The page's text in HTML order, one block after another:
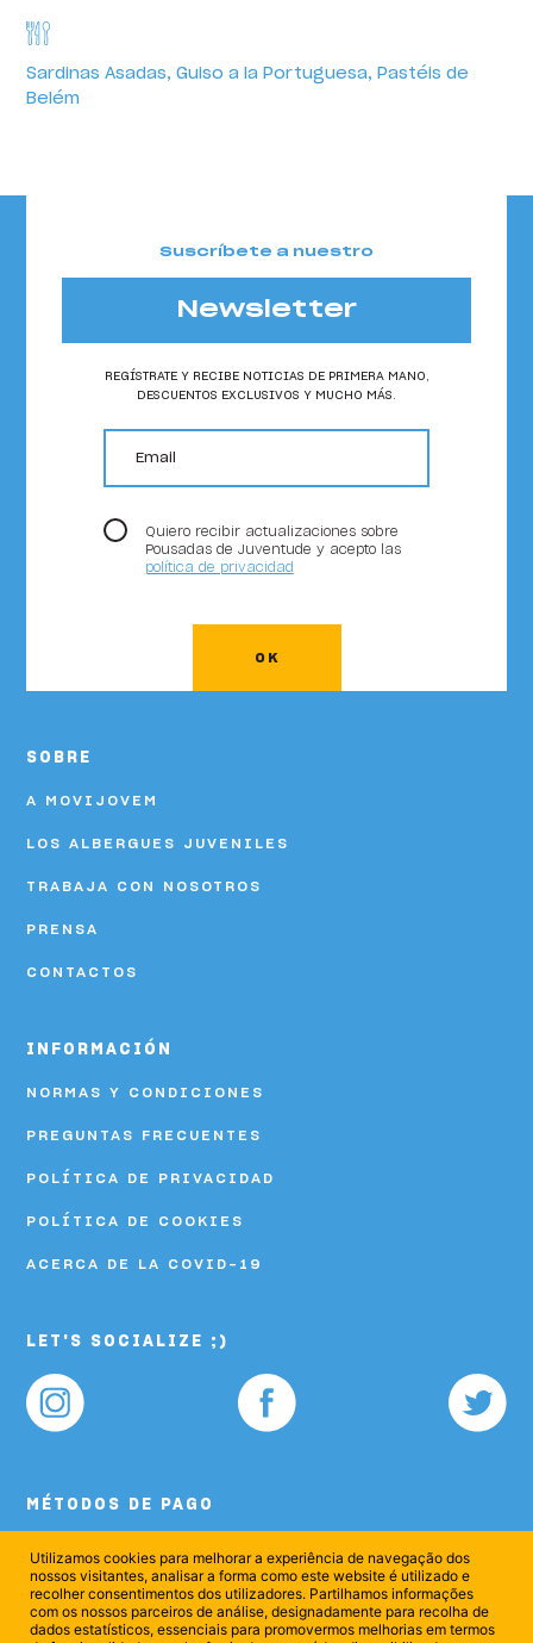
Sardinas Asadas, Guiso a la Portuguesa, Pastéis de
Belém
Suscríbete a nuestro
Newsletter
REGÍSTRATE Y RECIBE NOTICIAS DE PRIMERA MANO,
DESCUENTOS EXCLUSIVOS Y MUCHO MÁS.
email
Quiero recibir actualizaciones sobre
Pousadas de Juventude y acepto las
política de privacidad
OK
SOBRE
A MOVIJOVEM
LOS ALBERGUES JUVENILES
TRABAJA CON NOSOTROS
PRENSA
CONTACTOS
INFORMACIÓN
NORMAS Y CONDICIONES
PREGUNTAS FRECUENTES
POLÍTICA DE PRIVACIDAD
POLÍTICA DE COOKIES
ACERCA DE LA COVID-19
LET'S SOCIALIZE ;)
MÉTODOS DE PAGO
Utilizamos cookies para melhorar a experiência de navegação dos
nossos visitantes, analisar a forma como este website é utilizado e
recolher consentimentos dos utilizadores. Partilhamos informações
com os nossos parceiros de análise, designadamente para recolha de
dados estatísticos, essenciais para promovermos melhorias em termos